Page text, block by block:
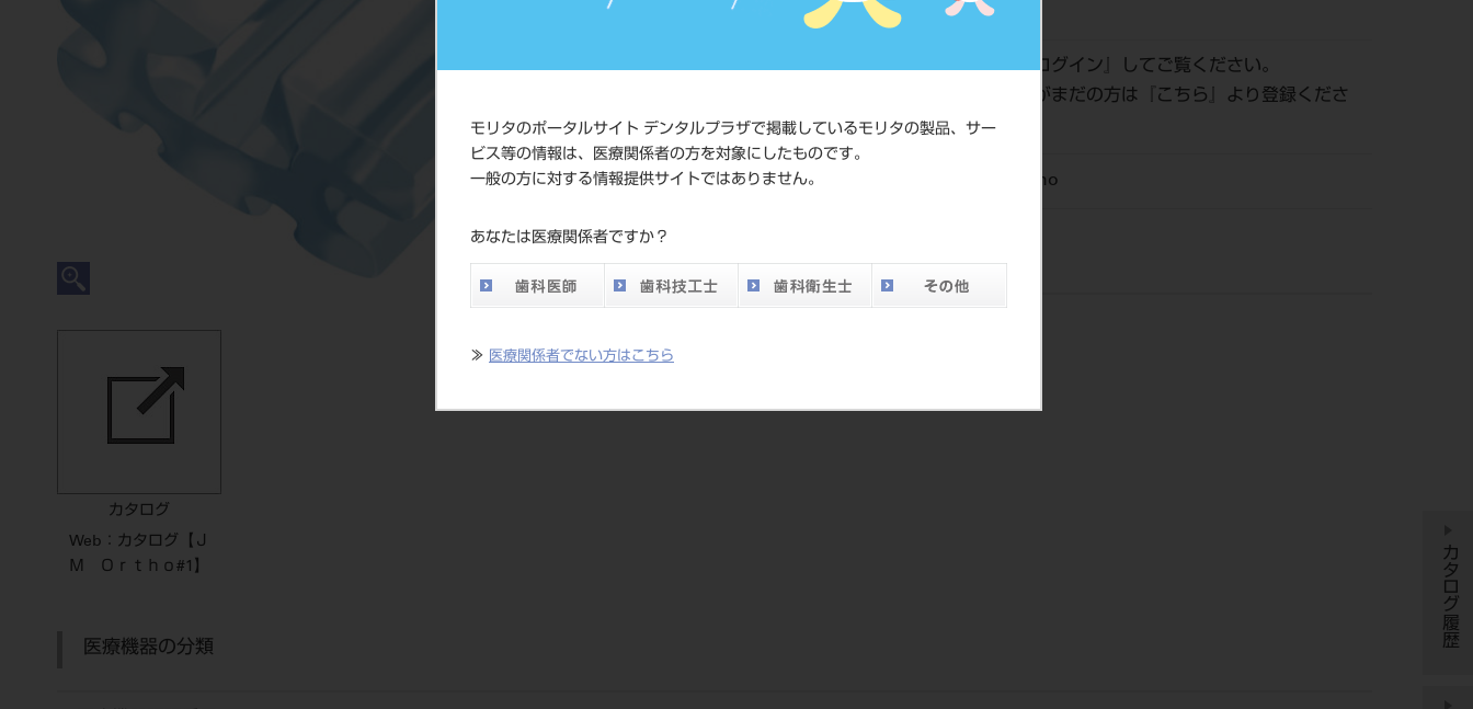
モリタのポータルサイト デンタルプラザで掲載しているモリタの製品、サー
ビス等の情報は、医療関係者の方を対象にしたものです。
一般の方に対する情報提供サイトではありません。
あなたは医療関係者ですか？
≫ 医療関係者でない方はこちら
JAN/EANコード 4571261427623
価格の確認は『ログイン 』してご覧ください。
ネット会員登録がまだの方は『
こちら
』より登録くださ
い。
メーカー 株式会社JM Ortho
ジ
カタログ
Web：カタログ【Ｊ
Ｍ Ｏｒｔｈｏ#1】
医療機器の分類
カタログ履歴